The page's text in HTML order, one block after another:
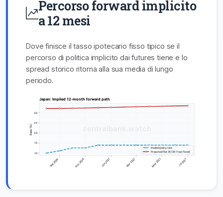
Percorso forward implicito
a 12 mesi
Dove finisce il tasso ipotecario fisso tipico se il
percorso di politica implicito dai futures tiene e lo
spread storico ritorna alla sua media di lungo
periodo.